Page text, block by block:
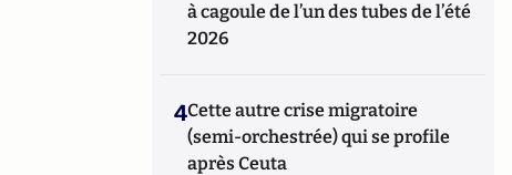
à cagoule de l’un des tubes de l’été
2026
4Cette autre crise migratoire
(semi-orchestrée) qui se profile
après Ceuta